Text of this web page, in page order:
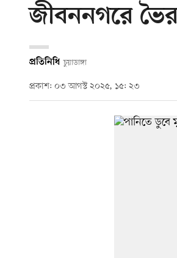
জীবননগরে
প্রতিনিধি চুয়াডাঙ্গা
প্রকাশ: ০৩ আগস্ট ২০২৫, ১৫: ২৩